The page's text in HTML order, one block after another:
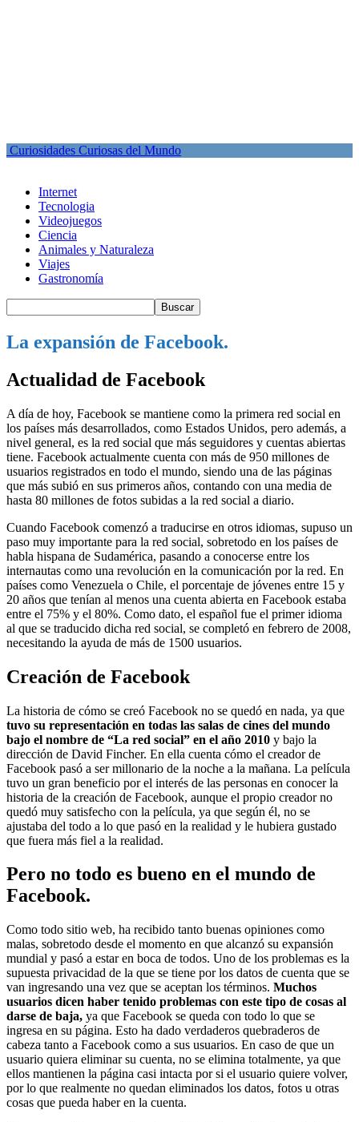
Curiosidades Curiosas del Mundo
Internet
Tecnologia
Videojuegos
Ciencia
Animales y Naturaleza
Viajes
Gastronomía
La expansión de Facebook.
Actualidad de Facebook
A día de hoy, Facebook se mantiene como la primera red social en
los países más desarrollados, como Estados Unidos, pero además, a
nivel general, es la red social que más seguidores y cuentas abiertas
tiene. Facebook actualmente cuenta con más de 950 millones de
usuarios registrados en todo el mundo, siendo una de las páginas
que más subió en sus primeros años, contando con una media de
hasta 80 millones de fotos subidas a la red social a diario.
Cuando Facebook comenzó a traducirse en otros idiomas, supuso un
paso muy importante para la red social, sobretodo en los países de
habla hispana de Sudamérica, pasando a conocerse entre los
internautas como una revolución en la comunicación por la red. En
países como Venezuela o Chile, el porcentaje de jóvenes entre 15 y
20 años que tenían al menos una cuenta abierta en Facebook estaba
entre el 75% y el 80%. Como dato, el español fue el primer idioma
al que se traducido dicha red social, se completó en febrero de 2008,
necesitando la ayuda de más de 1500 usuarios.
Creación de Facebook
La historia de cómo se creó Facebook no se quedó en nada, ya que
tuvo su representación en todas las salas de cines del mundo
bajo el nombre de “La red social” en el año 2010 y bajo la
dirección de David Fincher. En ella cuenta cómo el creador de
Facebook pasó a ser millonario de la noche a la mañana. La película
tuvo un gran beneficio por el interés de las personas en conocer la
historia de la creación de Facebook, aunque el propio creador no
quedó muy satisfecho con la película, ya que según él, no se
ajustaba del todo a lo que pasó en la realidad y le hubiera gustado
que fuera más fiel a la realidad.
Pero no todo es bueno en el mundo de
Facebook.
Como todo sitio web, ha recibido tanto buenas opiniones como
malas, sobretodo desde el momento en que alcanzó su expansión
mundial y pasó a estar en boca de todos. Uno de los problemas es la
supuesta privacidad de la que se tiene por los datos de cuenta que se
van ingresando una vez que se aceptan los términos. Muchos
usuarios dicen haber tenido problemas con este tipo de cosas al
darse de baja, ya que Facebook se queda con todo lo que se
ingresa en su página. Esto ha dado verdaderos quebraderos de
cabeza tanto a Facebook como a sus usuarios. En caso de que un
usuario quiera eliminar su cuenta, no se elimina totalmente, ya que
ellos mantienen la página casi intacta por si el usuario quiere volver,
por lo que realmente no quedan eliminados los datos, fotos u otras
cosas que pueda haber en la cuenta.